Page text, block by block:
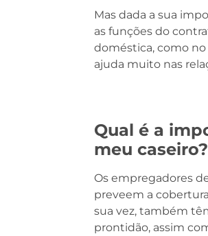
Mas dada a sua
as funções do
doméstica, como
ajuda muito nas
Qual é a
meu caseiro?
Os empregadores
preveem a
sua vez, também
prontidão, assim